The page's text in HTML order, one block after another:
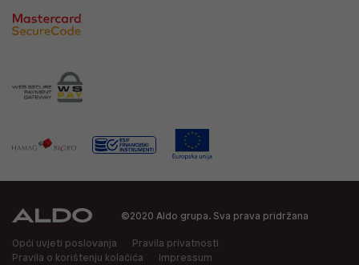
©2020 Aldo grupa. Sva prava pridržana
Opći uvjeti poslovanja
Pravila privatnosti
Pravila o korištenju kolačića
Impressum